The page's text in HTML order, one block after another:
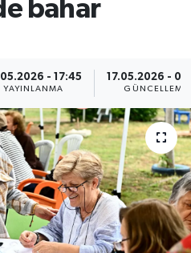
bahar
- 17:45
YAYINLANMA
17.05.2026 -
GÜNCELLEME